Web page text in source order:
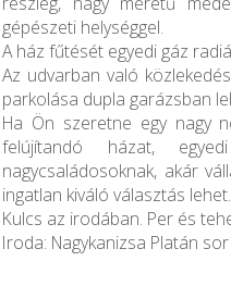
gépészeti helységgel.
A ház fűtését egyedi gáz
Az udvarban való
parkolása dupla garázsban
Ha Ön szeretne egy nagy
felújítandó házat,
nagycsaládosoknak, akár
ingatlan kiváló választás lehet.
Kulcs az irodában. Per és
Iroda: Nagykanizsa Platán